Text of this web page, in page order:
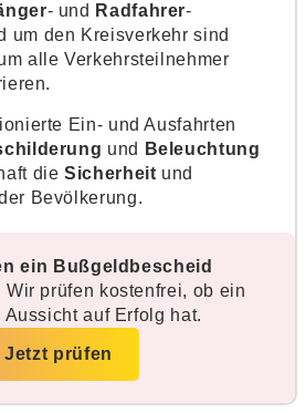
- und Radfahrer-
um den Kreisverkehr sind
alle Verkehrsteilnehmer
Ein- und Ausfahrten
und
Beleuchtung
dieSicherheit und
Bevölkerung.
ein Bußgeldbescheid
Wir prüfen kostenfrei, ob ein
Aussicht auf Erfolg hat.
Jetzt prüfen